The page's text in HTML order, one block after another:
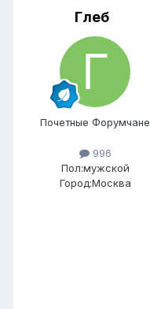
Глеб
Почетные Форумчане
996
Пол:мужской
Город:Москва